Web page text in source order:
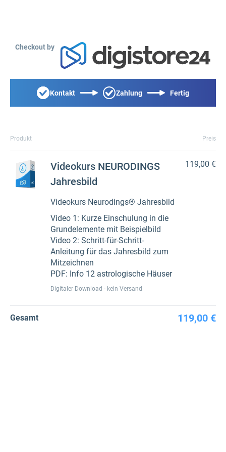
Checkout by
Kontakt Zahlung Fertig
Produkt Preis
Videokurs NEURODINGS
Jahresbild
Videokurs Neurodings® Jahresbild
Video 1: Kurze Einschulung in die
Grundelemente mit Beispielbild
Video 2: Schritt-für-Schritt-
Anleitung für das Jahresbild zum
Mitzeichnen
PDF: Info 12 astrologische Häuser
Digitaler Download - kein Versand
119,00 €
Gesamt 119,00 €